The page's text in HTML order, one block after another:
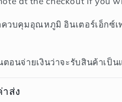
วบคุมอุณหภูมิ อินเตอร์เอ็กซ์เ
ตอนจ่ายเงินว่าจะรับสินค้าเป็
าส่ง